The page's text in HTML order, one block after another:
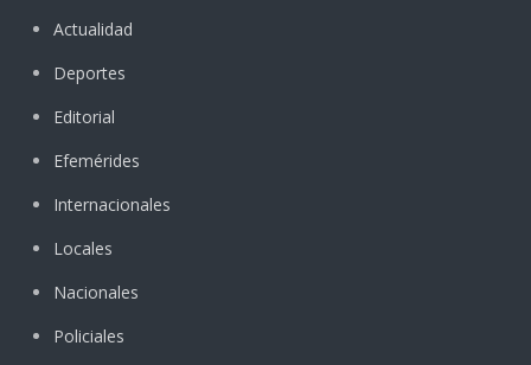
Actualidad
Deportes
Editorial
Efemérides
Internacionales
Locales
Nacionales
Policiales